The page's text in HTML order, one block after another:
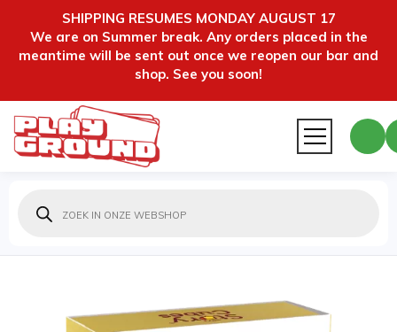
SHIPPING RESUMES MONDAY AUGUST 17
We are on Summer break. Any orders placed in the
meantime will be sent out once we reopen our bar and
shop. See you soon!
zoeken